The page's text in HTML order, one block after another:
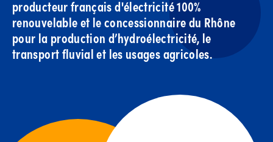
producteur français d'électricité 100%
renouvelable et le concessionnaire du Rhône
pour la production d’hydroélectricité, le
transport fluvial et les usages agricoles.